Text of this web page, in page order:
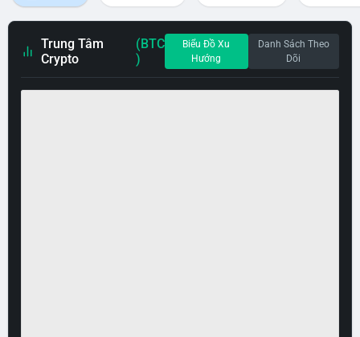
Trung Tâm
Crypto
(BTC
)
Biểu Đồ Xu
Hướng
Danh Sách Theo
Dõi